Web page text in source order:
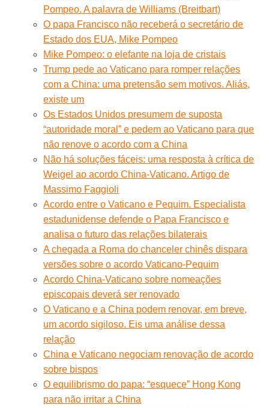
Pompeo. A palavra de Williams (Breitbart)
O papa Francisco não receberá o secretário de
Estado dos EUA, Mike Pompeo
Mike Pompeo: o elefante na loja de cristais
Trump pede ao Vaticano para romper relações
com a China: uma pretensão sem motivos. Aliás,
existe um
Os Estados Unidos presumem de suposta
“autoridade moral” e pedem ao Vaticano para que
não renove o acordo com a China
Não há soluções fáceis: uma resposta à crítica de
Weigel ao acordo China-Vaticano. Artigo de
Massimo Faggioli
Acordo entre o Vaticano e Pequim. Especialista
estadunidense defende o Papa Francisco e
analisa o futuro das relações bilaterais
A chegada a Roma do chanceler chinês dispara
versões sobre o acordo Vaticano-Pequim
Acordo China-Vaticano sobre nomeações
episcopais deverá ser renovado
O Vaticano e a China podem renovar, em breve,
um acordo sigiloso. Eis uma análise dessa
relação
China e Vaticano negociam renovação de acordo
sobre bispos
O equilibrismo do papa: “esquece” Hong Kong
para não irritar a China